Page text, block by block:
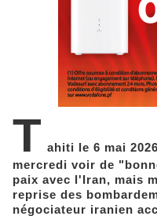
T ahiti le 6 mai
mercredi voir de
paix avec l'Iran, mais
reprise des
négociateur iranien